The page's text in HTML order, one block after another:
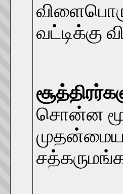
வட்டிக்கு
சொன்ன